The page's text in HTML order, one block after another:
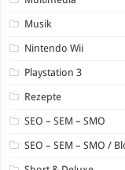
Musik
Nintendo Wii
Playstation 3
Rezepte
SEO – SEM – SMO
SEO – SEM – SMO /